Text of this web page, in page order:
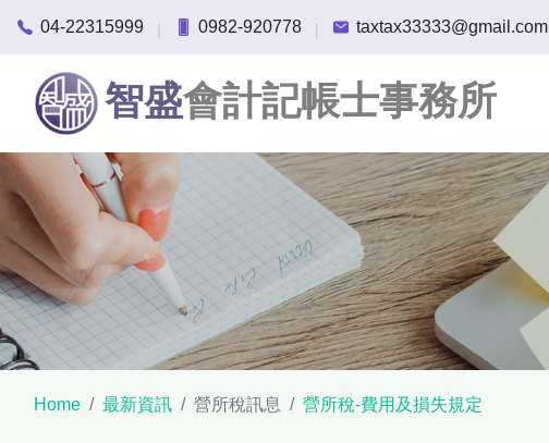
04-22315999 | 0982-920778 | taxtax33333@gmail.com
智盛會計記帳士事務所
Home 最新資訊 營所稅訊息 營所稅-費用及損失規定